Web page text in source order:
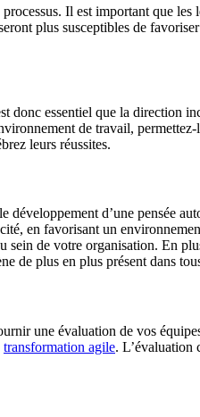
Il est important que
plus susceptibles de
donc essentiel que la direction
de travail,
leurs réussites.
d’une pensée
en favorisant un
sein de votre organisation. En
de plus en plus présent dans
une évaluation de vos
transformation agile. L’évaluation